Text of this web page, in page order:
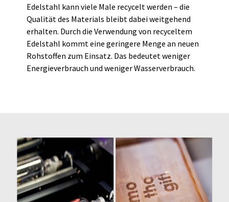
Edelstahl kann viele Male recycelt werden – die
Qualität des Materials bleibt dabei weitgehend
erhalten. Durch die Verwendung von recyceltem
Edelstahl kommt eine geringere Menge an neuen
Rohstoffen zum Einsatz. Das bedeutet weniger
Energieverbrauch und weniger Wasserverbrauch.